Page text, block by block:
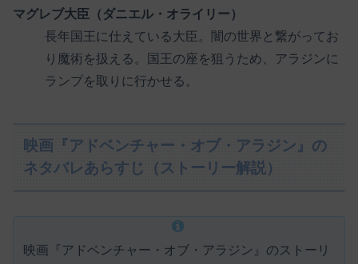
マグレブ大臣（ダニエル・オライリー）
長年国王に仕えている大臣。闇の世界と繋がってお
り魔術を扱える。国王の座を狙うため、アラジンに
ランプを取りに行かせる。
映画『アドベンチャー・オブ・アラジン』の
ネタバレあらすじ（ストーリー解説）
映画『アドベンチャー・オブ・アラジン』のストーリ